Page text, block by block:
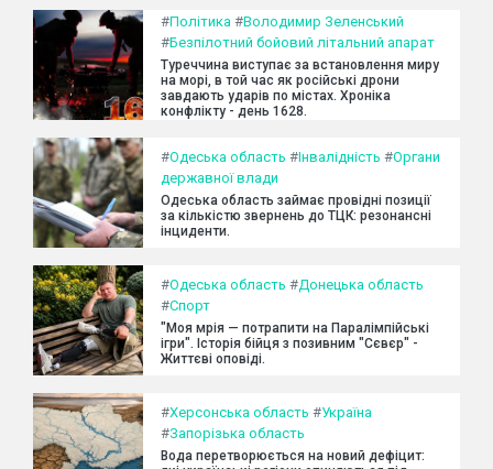
#Політика #Володимир Зеленський
#Безпілотний бойовий літальний апарат
Туреччина виступає за встановлення миру
на морі, в той час як російські дрони
завдають ударів по містах. Хроніка
конфлікту - день 1628.
#Одеська область #Інвалідність #Органи
державної влади
Одеська область займає провідні позиції
за кількістю звернень до ТЦК: резонансні
інциденти.
#Одеська область #Донецька область
#Спорт
"Моя мрія — потрапити на Паралімпійські
ігри". Історія бійця з позивним "Сєвєр" -
Життєві оповіді.
#Херсонська область #Україна
#Запорізька область
Вода перетворюється на новий дефіцит: